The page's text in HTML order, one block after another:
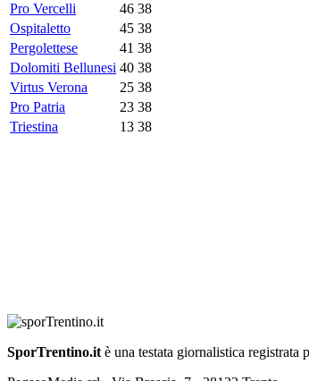
Pro Vercelli
46 38
Ospitaletto
45 38
Pergolettese
41 38
Dolomiti Bellunesi 40 38
Virtus Verona
25 38
Pro Patria
23 38
Triestina
13 38
SporTrentino.it è una testata giornalistica